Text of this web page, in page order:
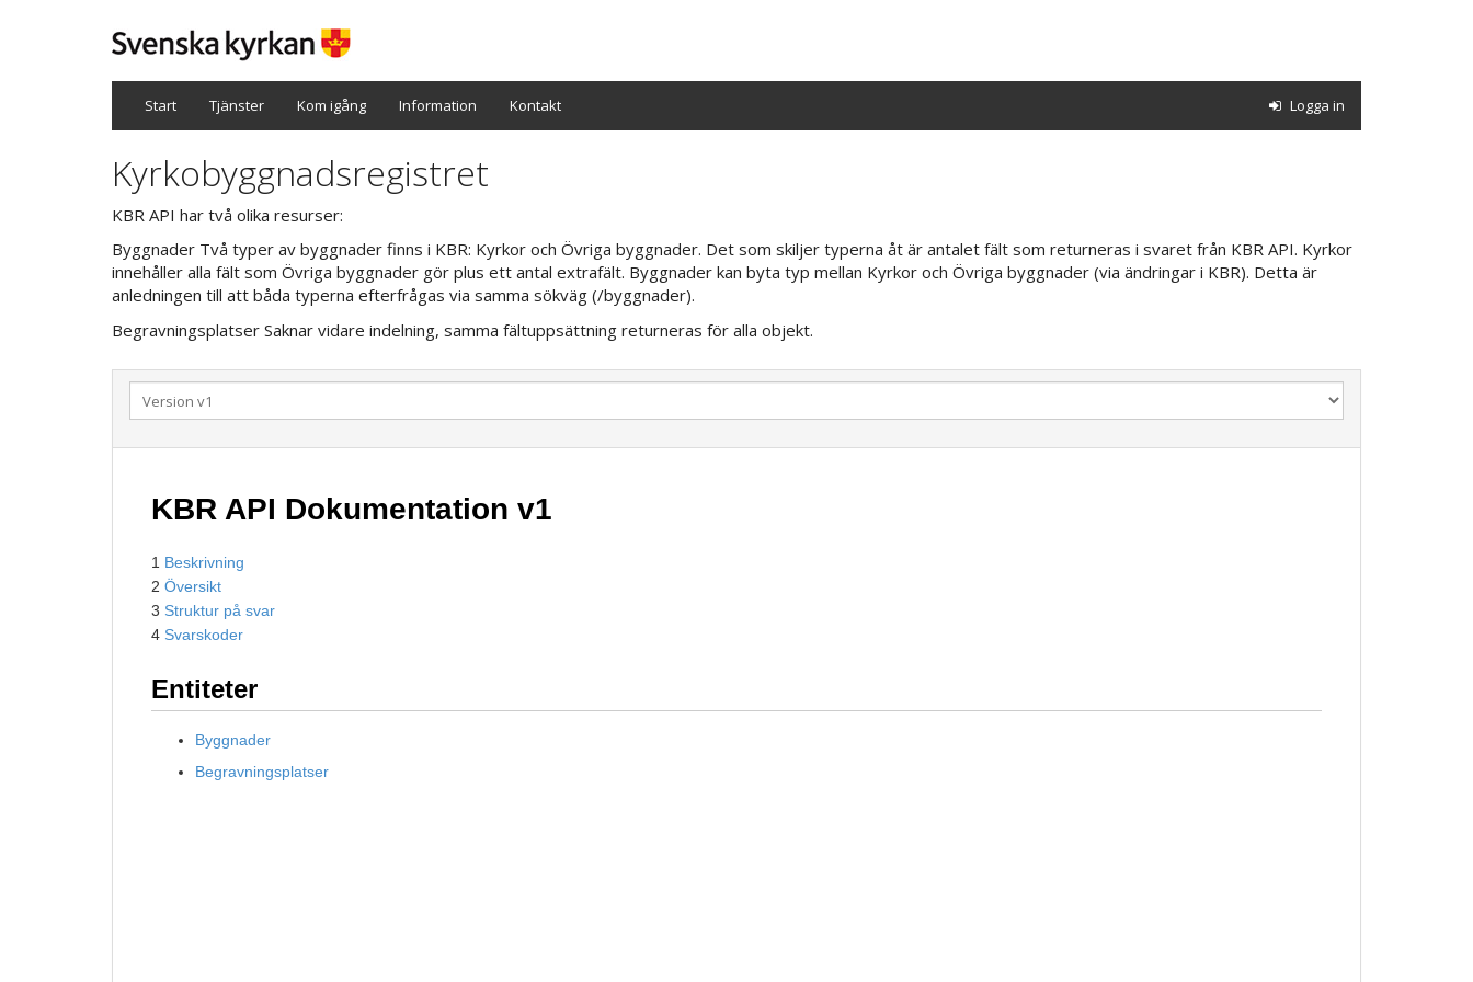
Start Tjänster Kom igång Information Kontakt Logga in
Kyrkobyggnadsregistret
KBR API har två olika resurser:
Byggnader Två typer av byggnader finns i KBR: Kyrkor och Övriga byggnader. Det som skiljer typerna åt är antalet fält som returneras i svaret från KBR API. Kyrkor
innehåller alla fält som Övriga byggnader gör plus ett antal extrafält. Byggnader kan byta typ mellan Kyrkor och Övriga byggnader (via ändringar i KBR). Detta är
anledningen till att båda typerna efterfrågas via samma sökväg (/byggnader).
Begravningsplatser Saknar vidare indelning, samma fältuppsättning returneras för alla objekt.